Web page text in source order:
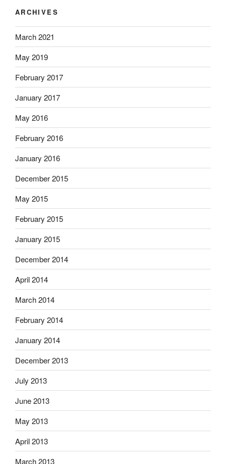
ARCHIVES
March 2021
May 2019
February 2017
January 2017
May 2016
February 2016
January 2016
December 2015
May 2015
February 2015
January 2015
December 2014
April 2014
March 2014
February 2014
January 2014
December 2013
July 2013
June 2013
May 2013
April 2013
March 2013